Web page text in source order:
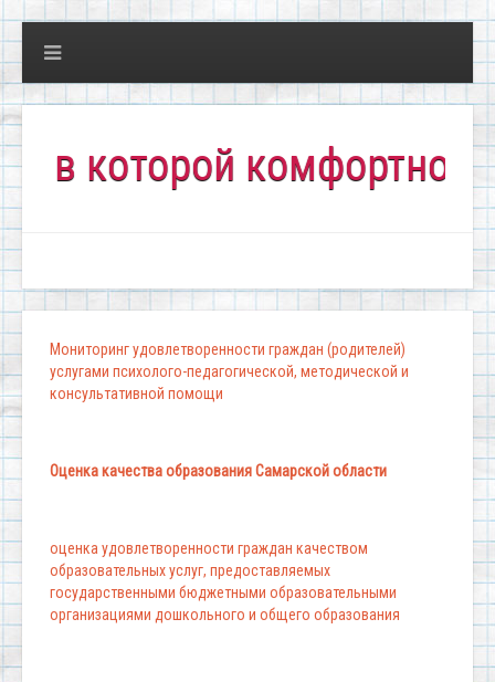
комфортно всем!"
Мониторинг удовлетворенности граждан (родителей)
услугами психолого-педагогической, методической и
консультативной помощи
Оценка качества образования Самарской области
оценка удовлетворенности граждан качеством
образовательных услуг, предоставляемых
государственными бюджетными образовательными
организациями дошкольного и общего образования